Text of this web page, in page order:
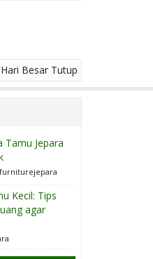
Besar Tutup
Tamu Jepara
furniturejepara
Kecil: Tips
agar